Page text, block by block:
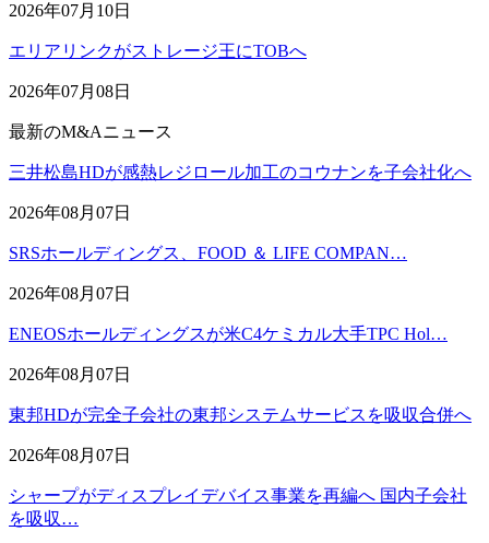
2026年07月10日
エリアリンクがストレージ王にTOBへ
2026年07月08日
最新のM&Aニュース
三井松島HDが感熱レジロール加工のコウナンを子会社化へ
2026年08月07日
SRSホールディングス、FOOD ＆ LIFE COMPAN…
2026年08月07日
ENEOSホールディングスが米C4ケミカル大手TPC Hol…
2026年08月07日
東邦HDが完全子会社の東邦システムサービスを吸収合併へ
2026年08月07日
シャープがディスプレイデバイス事業を再編へ 国内子会社
を吸収…